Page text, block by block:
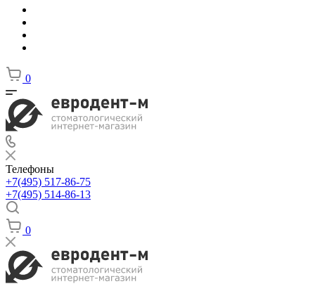
0
Телефоны
+7(495) 517-86-75
+7(495) 514-86-13
0